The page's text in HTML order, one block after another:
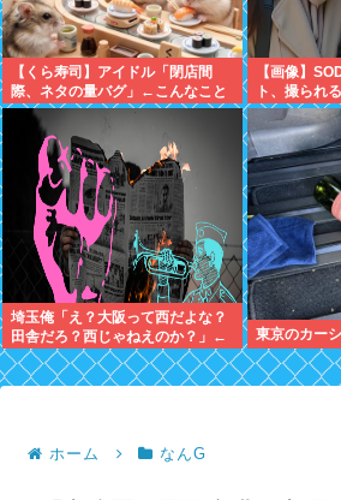
【くら寿司】アイドル「閉店間
際、ネタの量バグ」←こんなこと
あるの？
【画像】
ト、撮られ
埼玉俺「え？大阪って西だよな？
田舎だろ？西じゃねえのか？」←
これさぁ
東京のカー
ホーム なんG